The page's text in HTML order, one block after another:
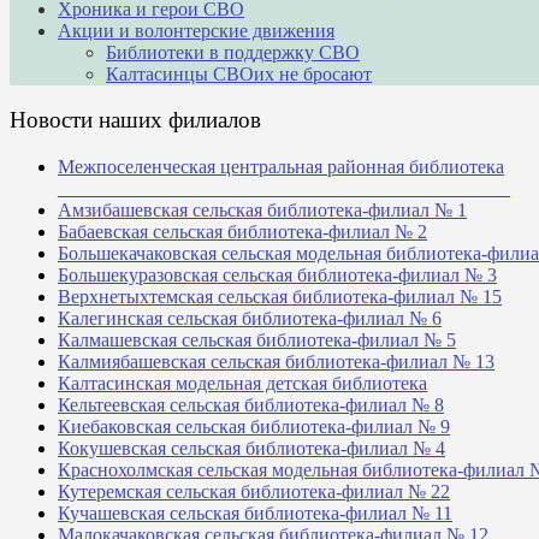
Хроника и герои СВО
Акции и волонтерские движения
Библиотеки в поддержку СВО
Калтасинцы СВОих не бросают
Новости наших филиалов
Межпоселенческая центральная районная библиотека
Амзибашевская сельская библиотека-филиал № 1
Бабаевская сельская библиотека-филиал № 2
Большекачаковская сельская модельная библиотека-
Большекуразовская сельская библиотека-филиал № 3
Верхнетыхтемская сельская библиотека-филиал № 15
Калегинская сельская библиотека-филиал № 6
Калмашевская сельская библиотека-филиал № 5
Калмиябашевская сельская библиотека-филиал № 13
Калтасинская модельная детская библиотека
Кельтеевская сельская библиотека-филиал № 8
Киебаковская сельская библиотека-филиал № 9
Кокушевская сельская библиотека-филиал № 4
Краснохолмская сельская модельная библиотека-филиал
Кутеремская сельская библиотека-филиал № 22
Кучашевская сельская библиотека-филиал № 11